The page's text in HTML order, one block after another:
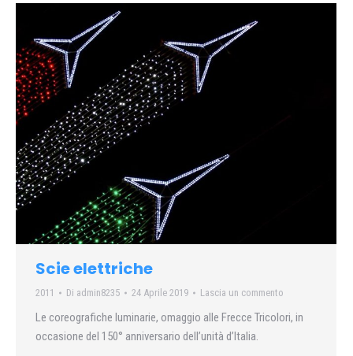
Scie elettriche
2011 Di admin8235 24 Aprile 2019 Lascia un commento
Le coreografiche luminarie, omaggio alle Frecce Tricolori, in
occasione del 150° anniversario dell’unità d’Italia.